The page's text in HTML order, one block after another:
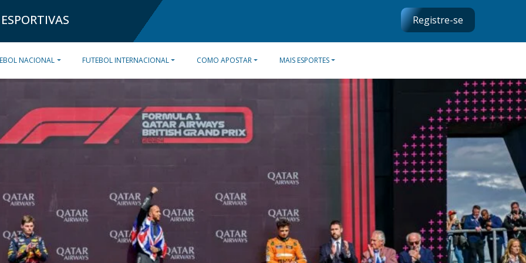
Registre-se
NACIONAL FUTEBOL INTERNACIONAL COMO APOSTAR MAIS ESPORTES